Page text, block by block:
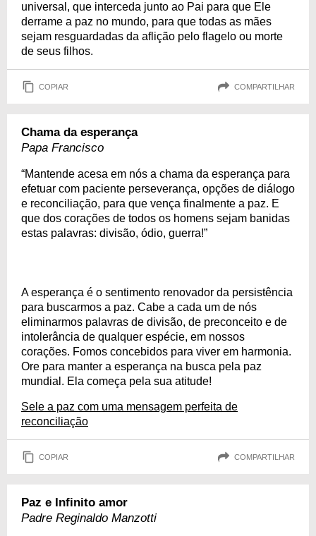
universal, que interceda junto ao Pai para que Ele
derrame a paz no mundo, para que todas as mães
sejam resguardadas da aflição pelo flagelo ou morte
de seus filhos.
COPIAR COMPARTILHAR
Chama da esperança
Papa Francisco
“Mantende acesa em nós a chama da esperança para
efetuar com paciente perseverança, opções de diálogo
e reconciliação, para que vença finalmente a paz. E
que dos corações de todos os homens sejam banidas
estas palavras: divisão, ódio, guerra!”
A esperança é o sentimento renovador da persistência
para buscarmos a paz. Cabe a cada um de nós
eliminarmos palavras de divisão, de preconceito e de
intolerância de qualquer espécie, em nossos
corações. Fomos concebidos para viver em harmonia.
Ore para manter a esperança na busca pela paz
mundial. Ela começa pela sua atitude!
Sele a paz com uma mensagem perfeita de
reconciliação
COPIAR COMPARTILHAR
Paz e Infinito amor
Padre Reginaldo Manzotti